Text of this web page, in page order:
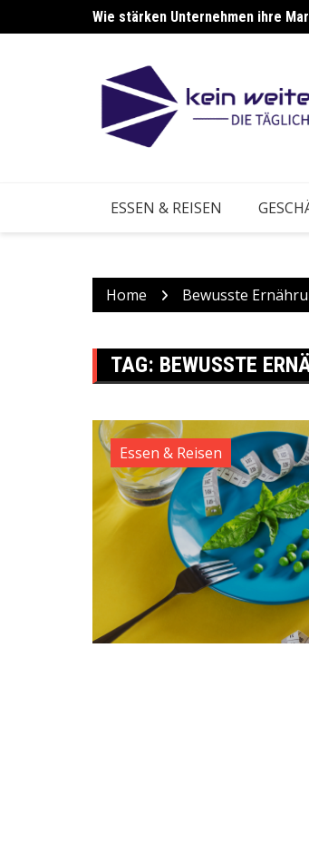
to
Wie stärken Unternehmen ihre
Wie stärken Betriebe ihre
ESSEN & REISEN
Home Bewusste
TAG: BEWUSSTE
Essen & Reisen